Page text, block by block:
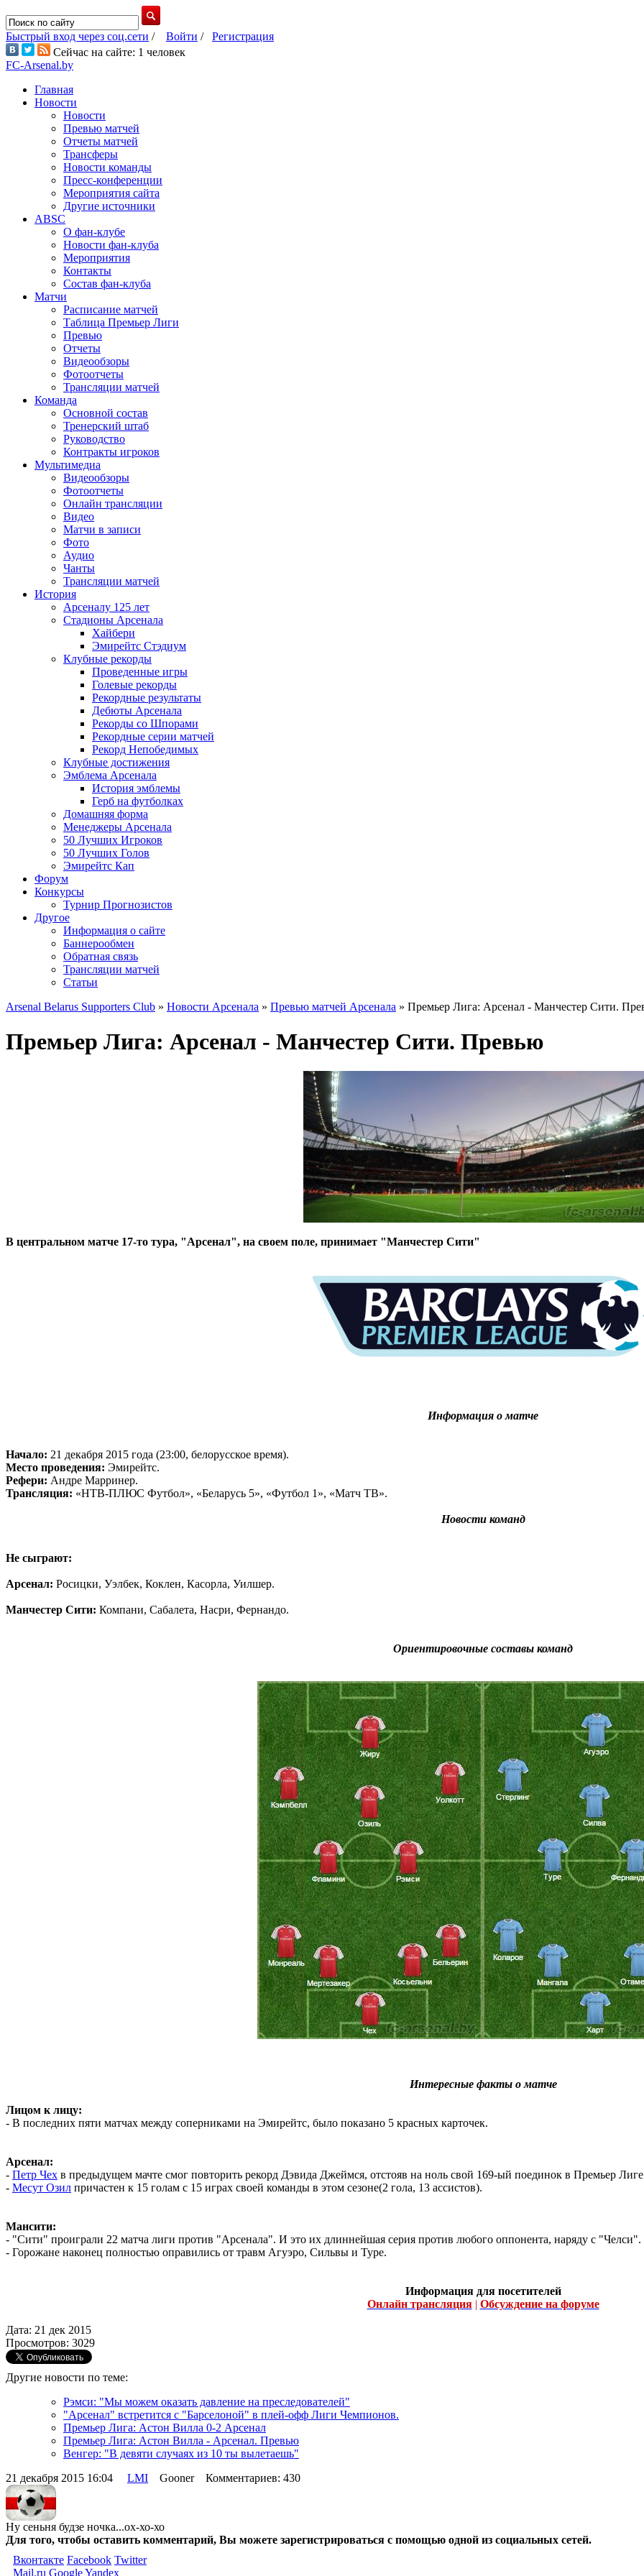
Быстрый вход через соц.сети / Войти / Регистрация
Сейчас на сайте: 1 человек
FC-Arsenal.by
Главная
Новости
Новости
Превью матчей
Отчеты матчей
Трансферы
Новости команды
Пресс-конференции
Мероприятия сайта
Другие источники
ABSC
О фан-клубе
Новости фан-клуба
Мероприятия
Контакты
Состав фан-клуба
Матчи
Расписание матчей
Таблица Премьер Лиги
Превью
Отчеты
Видеообзоры
Фотоотчеты
Трансляции матчей
Команда
Основной состав
Тренерский штаб
Руководство
Контракты игроков
Мультимедиа
Видеообзоры
Фотоотчеты
Онлайн трансляции
Видео
Матчи в записи
Фото
Аудио
Чанты
Трансляции матчей
История
Арсеналу 125 лет
Стадионы Арсенала
Хайбери
Эмирейтс Стэдиум
Клубные рекорды
Проведенные игры
Голевые рекорды
Рекордные результаты
Дебюты Арсенала
Рекорды со Шпорами
Рекордные серии матчей
Рекорд Непобедимых
Клубные достижения
Эмблема Арсенала
История эмблемы
Герб на футболках
Домашняя форма
Менеджеры Арсенала
50 Лучших Игроков
50 Лучших Голов
Эмирейтс Кап
Форум
Конкурсы
Турнир Прогнозистов
Другое
Информация о сайте
Баннерообмен
Обратная связь
Трансляции матчей
Статьи
Arsenal Belarus Supporters Club » Новости Арсенала » Превью матчей Арсенала » Премьер Лига: Арсенал - Манчестер Сити.
Премьер Лига: Арсенал - Манчестер Сити. Превью
В центральном матче 17-то тура, "Арсенал", на своем поле, принимает "Манчестер Сити"
Информация о матче
Начало: 21 декабря 2015 года (23:00, белорусское время).
Место проведения: Эмирейтс.
Рефери: Андре Марринер.
Трансляция: «НТВ-ПЛЮС Футбол», «Беларусь 5», «Футбол 1», «Матч ТВ».
Новости команд
Не сыграют:
Арсенал: Росицки, Уэлбек, Коклен, Касорла, Уилшер.
Манчестер Сити: Компани, Сабалета, Насри, Фернандо.
Ориентировочные составы команд
Интересные факты о матче
Лицом к лицу:
- В последних пяти матчах между соперниками на Эмирейтс, было показано 5 красных карточек.
Арсенал:
- Петр Чех в предыдущем мачте смог повторить рекорд Дэвида Джеймся, отстояв на ноль свой 169-ый поединок в Премьер
- Месут Озил причастен к 15 голам с 15 играх своей команды в этом сезоне(2 гола, 13 ассистов).
Мансити:
- "Сити" проиграли 22 матча лиги против "Арсенала". И это их длиннейшая серия против любого оппонента, наряду с "Челси".
- Горожане наконец полностью оправились от травм Агуэро, Сильвы и Туре.
Информация для посетителей
Онлайн трансляция| Обсуждение на форуме
Дата: 21 дек 2015
Просмотров: 3029
Другие новости по теме:
Рэмси: "Мы можем оказать давление на преследователей"
"Арсенал" встретится с "Барселоной" в плей-офф Лиги Чемпионов.
Премьер Лига: Астон Вилла 0-2 Арсенал
Премьер Лига: Астон Вилла - Арсенал. Превью
Венгер: "В девяти случаях из 10 ты вылетаешь"
21 декабря 2015 16:04 LMI Gooner Комментариев: 430
Ну сеньня будзе ночка...ох-хо-хо
Для того, чтобы оставить комментарий, Вы можете зарегистрироваться с помощью одной из социальных сетей.
Вконтакте Facebook Twitter
Mail.ru GoogleYandex